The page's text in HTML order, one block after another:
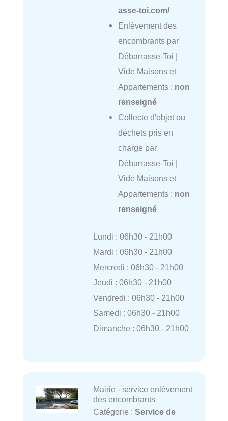
asse-toi.com/
Enlèvement des
encombrants par
Débarrasse-Toi |
Vide Maisons et
Appartements : non
renseigné
Collecte d'objet ou
déchets pris en
charge par
Débarrasse-Toi |
Vide Maisons et
Appartements : non
renseigné
Lundi : 06h30 - 21h00
Mardi : 06h30 - 21h00
Mercredi : 06h30 - 21h00
Jeudi : 06h30 - 21h00
Vendredi : 06h30 - 21h00
Samedi : 06h30 - 21h00
Dimanche : 06h30 - 21h00
Mairie - service enlèvement
des encombrants
Catégorie : Service de